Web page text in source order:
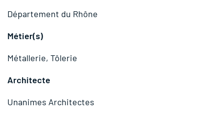
Département du Rhône
Métier(s)
Métallerie, Tôlerie
Architecte
Unanimes Architectes